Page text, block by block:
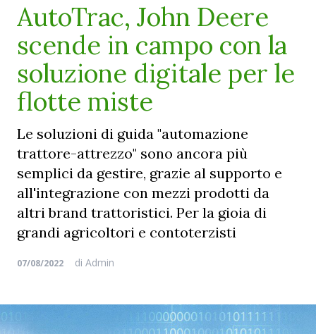
AutoTrac, John Deere
scende in campo con la
soluzione digitale per le
flotte miste
Le soluzioni di guida "automazione
trattore-attrezzo" sono ancora più
semplici da gestire, grazie al supporto e
all'integrazione con mezzi prodotti da
altri brand trattoristici. Per la gioia di
grandi agricoltori e contoterzisti
07/08/2022 di Admin